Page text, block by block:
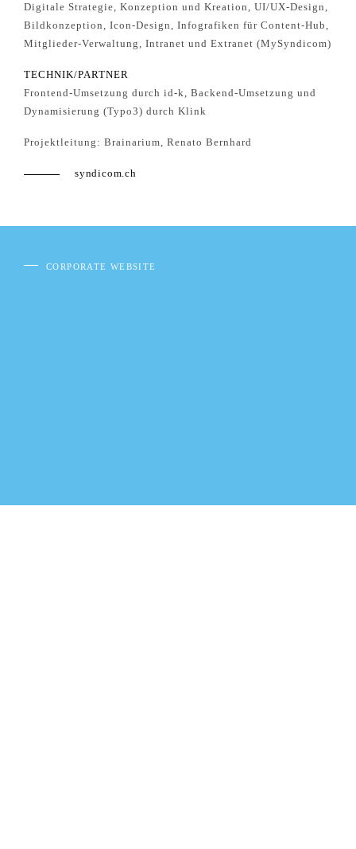
Digitale Strategie, Konzeption und Kreation, UI/UX-Design,
Bildkonzeption, Icon-Design, Infografiken für Content-Hub,
Mitglieder-Verwaltung, Intranet und Extranet (MySyndicom)
TECHNIK/PARTNER
Frontend-Umsetzung durch id-k, Backend-Umsetzung und
Dynamisierung (Typo3) durch Klink
Projektleitung: Brainarium, Renato Bernhard
syndicom.ch
CORPORATE WEBSITE